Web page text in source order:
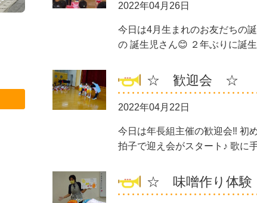
2022年04月26日
今日は4月生まれのお友だちの
の 誕生児さん😊 ２年ぶりに誕
☆ 歓迎会 ☆
2022年04月22日
今日は年長組主催の歓迎会‼ 初
拍子で迎え会がスタート♪ 歌に
☆ 味噌作り体